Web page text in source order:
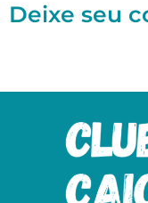
Deixe seu